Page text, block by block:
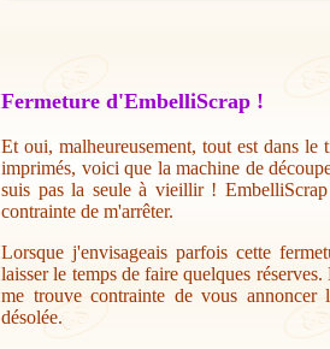
Fermeture d'EmbelliScrap !
Et oui, malheureusement, tout est dans
imprimés, voici que la machine de
suis pas la seule à vieillir !
contrainte de m'arrêter.
Lorsque j'envisageais parfois cette
laisser le temps de faire quelques
me trouve contrainte de vous annoncer
désolée.